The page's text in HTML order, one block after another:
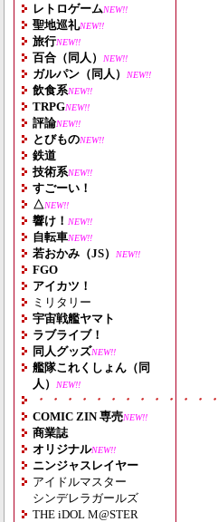
レトロゲームNEW!!
聖地巡礼NEW!!
旅行NEW!!
百合（同人） NEW!!
ガルパン（同人） NEW!!
飲食系NEW!!
TRPGNEW!!
評論NEW!!
とびものNEW!!
鉄道
技術系NEW!!
すごーい！
△NEW!!
響け！ NEW!!
自転車NEW!!
若おかみ（JS） NEW!!
FGO
アイカツ！
ミリタリー
宇宙戦艦ヤマト
ラブライブ！
同人グッズNEW!!
艦隊これくしょん（同
人）
NEW!!
・・・・・・・・・・・・
COMIC ZIN 専売NEW!!
商業誌
オリジナルNEW!!
ニンジャスレイヤー
アイドルマスター
シンデレラガールズ
THE iDOL M@STER